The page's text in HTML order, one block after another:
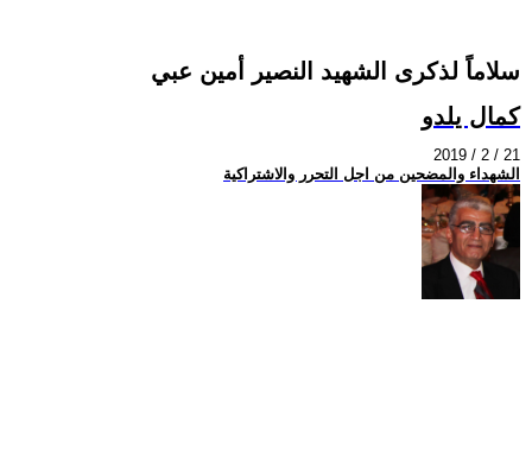
سلاماً لذكرى الشهيد النصير أمين عبي
كمال يلدو
2019 / 2 / 21
الشهداء والمضحين من اجل التحرر والاشتراكية